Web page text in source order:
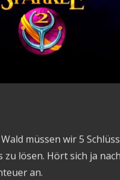
müssen wir 5
zu lösen. Hört sich ja
an.